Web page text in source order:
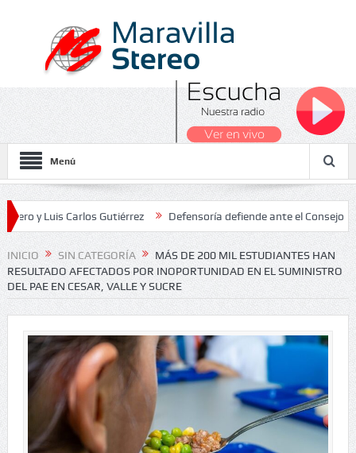
Menú
Carlos Gutiérrez Defensoría defiende ante el Consejo de
2026
INICIO SIN CATEGORÍA
MÁS DE 200 MIL ESTUDIANTES HAN
RESULTADO AFECTADOS POR INOPORTUNIDAD EN EL SUMINISTRO
DEL PAE EN CESAR, VALLE Y SUCRE